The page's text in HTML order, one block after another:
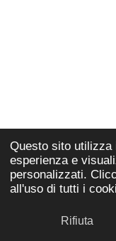
Questo sito utilizza
esperienza e
personalizzati.
all'uso di tutti i
RifiutaEmail